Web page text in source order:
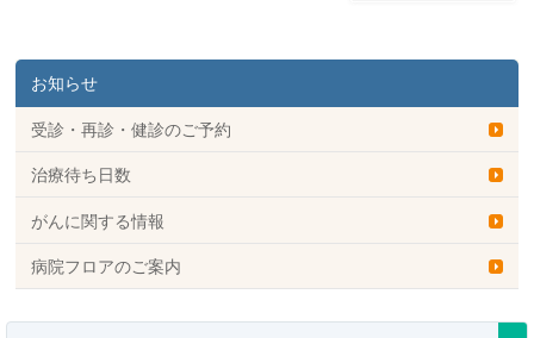
お知らせ
受診・再診・健診のご予約
治療待ち日数
がんに関する情報
病院フロアのご案内